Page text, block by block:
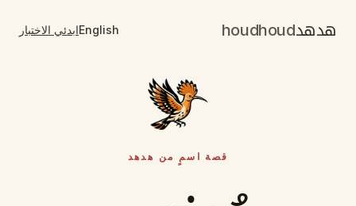
هدهدhoudhoud
Englishابدئي الاختبار
قصة اسمٍ من هدهد